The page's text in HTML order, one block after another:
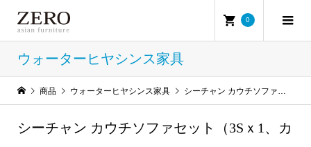
0
ウォーターヒヤシンス家具
商品 ウォーターヒヤシンス家具 シーチャン カウチソファセット（3Sｘ1、カウチｘ1）（SICHANG-ZLPWST042）・アジアン家具・リゾート家具・バリ家具・ウォーターヒヤシンス家具
シーチャン カウチソファセット（3Sｘ1、カ